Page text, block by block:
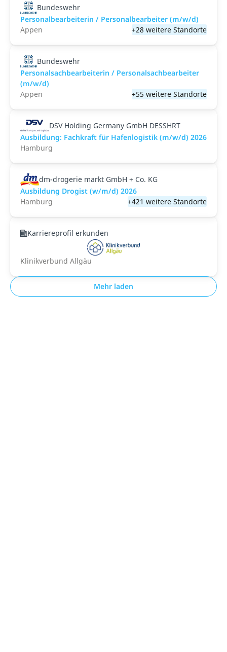
Bundeswehr
Personalbearbeiterin / Personalbearbeiter (m/w/d)
Appen
+28 weitere Standorte
Bundeswehr
Personalsachbearbeiterin / Personalsachbearbeiter
(m/w/d)
Appen
+55 weitere Standorte
DSV Holding Germany GmbH DESSHRT
Ausbildung: Fachkraft für Hafenlogistik (m/w/d) 2026
Hamburg
dm-drogerie markt GmbH + Co. KG
Ausbildung Drogist (w/m/d) 2026
Hamburg
+421 weitere Standorte
Karriereprofil erkunden
Klinikverbund Allgäu
Mehr laden